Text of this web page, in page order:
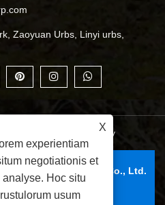
Zaoyuan Urbs, Linyi urbs,
Privacy Policy
Plastic Products Co., Ltd.
Reserved.
X
experientiam
negotiationis et
Hoc situ
usum